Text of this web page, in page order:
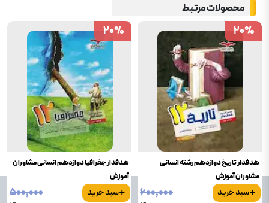
محصولات مرتبط
هدفدار تاریخ دوازدهم رشته انسانی
مشاوران آموزش
+سبد خرید
۶۰۰٬۰۰۰
20%
20%
هدفدار جغرافیا دوازدهم انسانی مشاوران
آموزش
+سبد خرید
۵۰۰٬۰۰۰
20%
20%